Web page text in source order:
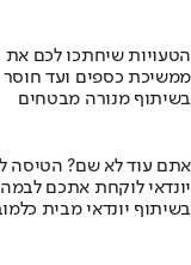
הטעויות שיחתכו לכם
ממשיכת כספים ועד
בשיתוף מנורה מבטחים
אתם עוד לא שם? הטיסה
יונדאי לוקחת אתכם
בשיתוף יונדאי מבית